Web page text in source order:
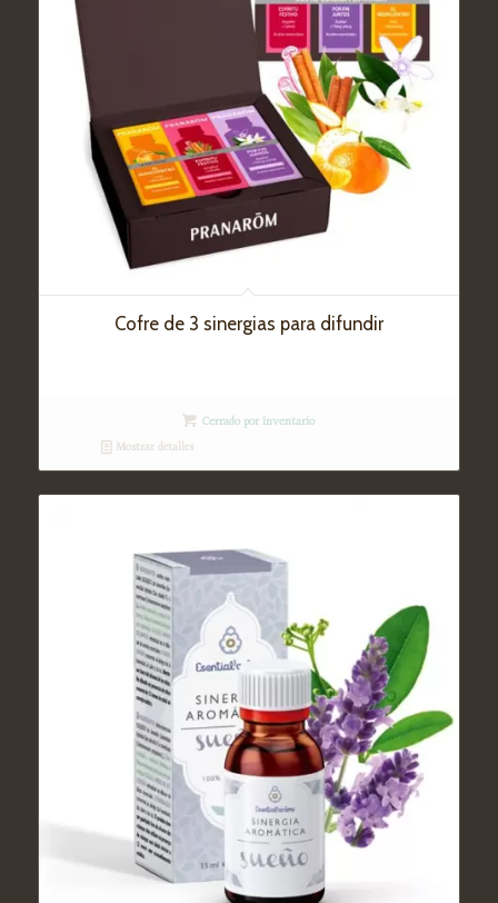
Cofre de 3 sinergias para difundir
Cerrado por inventario
Mostrar detalles